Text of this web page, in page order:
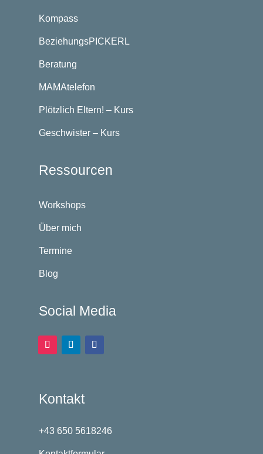
Kompass
BeziehungsPICKERL
Beratung
MAMAtelefon
Plötzlich Eltern! – Kurs
Geschwister – Kurs
Ressourcen
Workshops
Über mich
Termine
Blog
Social Media
Kontakt
+43 650 5618246